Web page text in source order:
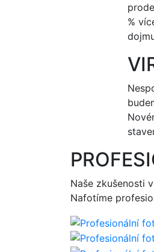
%
Naše zkušenosti
Nafotíme